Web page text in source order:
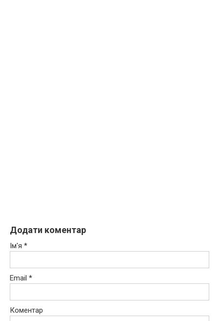
Додати коментар
Ім'я *
Email *
Коментар